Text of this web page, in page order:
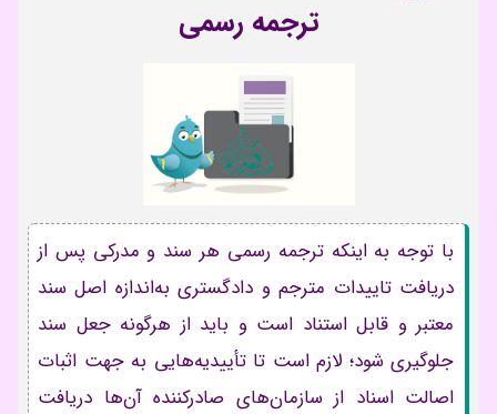
ترجمه رسمی
با توجه به اینکه ترجمه رسمی هر سند و مدرکی پس از
دریافت تاییدات مترجم و دادگستری به‌اندازه اصل سند
معتبر و قابل استناد است و باید از هرگونه جعل سند
جلوگیری شود؛ لازم است تا تأییدیه‌هایی به جهت اثبات
اصالت اسناد از سازمان‌های صادرکننده آن‌ها دریافت